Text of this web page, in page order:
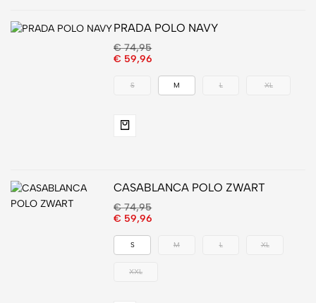
PRADA POLO NAVY
€74,95
€ 59,96
S M L XL
CASABLANCA POLO ZWART
€74,95
€ 59,96
S M L XL
XXL